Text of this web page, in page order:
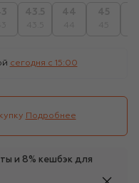
сегодня c 15:00
Подробнее
и 8% кешбэк для